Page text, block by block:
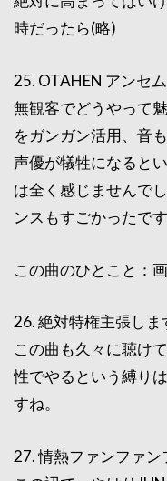
時だったら(略)
25. OTAHEN アンセム
無観客でどうやって
をガンガン活用、音
声優が犠牲になると
は全く感じませんで
ンスもすごかったです
この曲のひとこと：
26. 絶対特権主張しま
この曲も久々に聴け
性でやるという縛り
すね。
27. 情熱ファンファン